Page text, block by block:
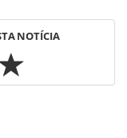
NOTÍCIA